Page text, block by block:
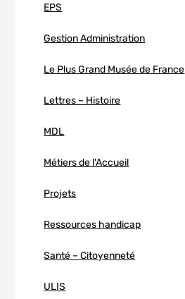
EPS
Gestion Administration
Le Plus Grand Musée de France
Lettres – Histoire
MDL
Métiers de l'Accueil
Projets
Ressources handicap
Santé – Citoyenneté
ULIS